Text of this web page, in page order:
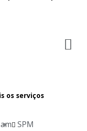
os serviços
SPM